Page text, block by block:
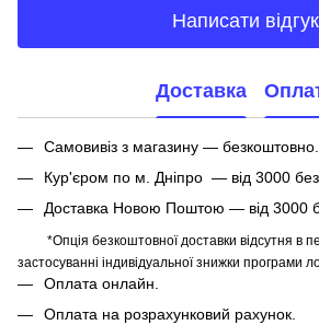
Написати відгук
Доставка
Самовивіз з магазину — безкоштовно.
Кур'єром по м. Дніпро — від 3000
Доставка Новою Поштою — від 3000
*Опція безкоштовної доставки відсутня в
застосуванні індивідуальної знижки програми
Оплата онлайн.
Оплата на розрахунковий рахунок.